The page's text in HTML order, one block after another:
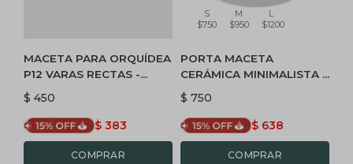
MACETA PARA ORQUÍDEA
P12 VARAS RECTAS -
BLANCO
$ 450
$ 383
S
$750
M
$950
L
$1200
PORTA MACETA
CERÁMICA MINIMALISTA -
NEGRA
$ 750
$ 638